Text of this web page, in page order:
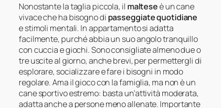
Nonostante la taglia piccola, il malteseè un cane
vivace che ha bisogno di passeggiate quotidiane
e stimoli mentali. In appartamento si adatta
facilmente, purché abbia un suo angolo tranquillo
con cuccia e giochi. Sono consigliate almeno due o
tre uscite al giorno, anche brevi, per permettergli di
esplorare, socializzare e fare i bisogni in modo
regolare. Ama il gioco con la famiglia, ma non è un
cane sportivo estremo: basta un’attività moderata,
adatta anche a persone meno allenate. Importante